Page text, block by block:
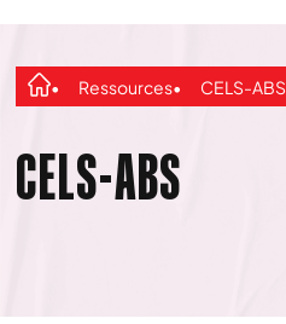
Ressources CELS-ABS
CELS-ABS